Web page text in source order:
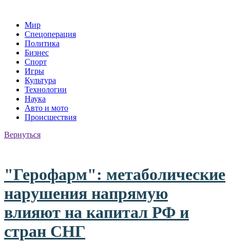
Мир
Спецоперация
Политика
Бизнес
Спорт
Игры
Культура
Технологии
Наука
Авто и мото
Происшествия
Вернуться
"Герофарм": метаболические
нарушения напрямую
влияют на капитал РФ и
стран СНГ